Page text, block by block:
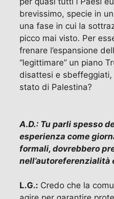
brevissimo, specie in
una fase in cui la
picco mai visto. Per
frenare l’espansione
“legittimare” un piano
disattesi e
stato di Palestina?
A.D.: Tu parli spesso
esperienza come
formali, dovrebbero
nell’autoreferenzialità
L.G.: Credo che la